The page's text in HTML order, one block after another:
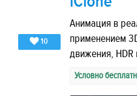
10
Анимация в
применением
движения, HDR
Условно